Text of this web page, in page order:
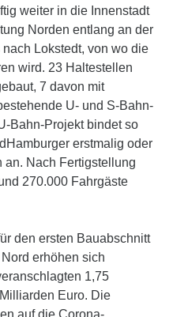
weiter in die Innenstadt
Norden entlang an der
Lokstedt, von wo die
wird. 23 Haltestellen
7 davon mit
U- und S-Bahn-
Bahn-Projekt bindet so
erstmalig oder
an. Nach Fertigstellung
270.000 Fahrgäste
den ersten Bauabschnitt
erhöhen sich
1,75
Euro. Die